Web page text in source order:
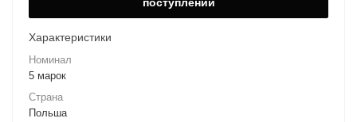
Характеристики
Номинал
5 марок
Страна
Польша